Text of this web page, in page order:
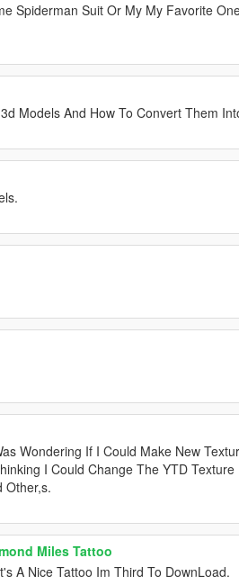
Spiderman Suit Or My My Favorite
Models And How To Convert Them
Wondering If I Could Make New
I Could Change The YTD
Other,s.
Miles Tattoo
A Nice Tattoo Im Third To DownLoad.